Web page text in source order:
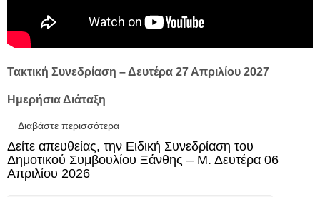
Τακτική Συνεδρίαση – Δευτέρα 27 Απριλίου 2027
Ημερήσια Διάταξη
Διαβάστε περισσότερα
Ειδική Συνεδρίαση Λογοδοσίας της
Δημοτικής Αρχής, του Δημοτικού
Συμβουλίου Ξάνθης - Δευτέρα 27 Απριλίου
Δείτε απευθείας, την Ειδική Συνεδρίαση του
Δημοτικού Συμβουλίου Ξάνθης – Μ. Δευτέρα 06
Απριλίου 2026